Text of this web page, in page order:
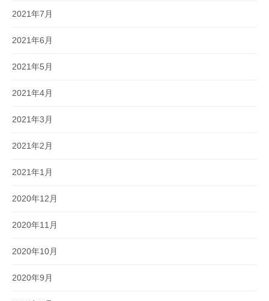
2021年7月
2021年6月
2021年5月
2021年4月
2021年3月
2021年2月
2021年1月
2020年12月
2020年11月
2020年10月
2020年9月